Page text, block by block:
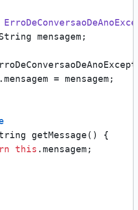
mensagem;
.mensagem = mensagem;
getMessage() {
this .mensagem;